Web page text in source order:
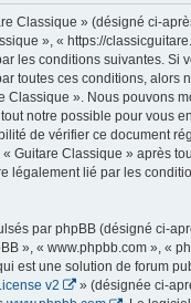
Classique » (désigné ci-
», « https://
les conditions suivantes. Si
toutes ces conditions, alors
Classique ». Nous pouvons
notre possible pour vous
de vérifier ce document
Guitare Classique » après
légalement lié par les
par phpBB (désigné ci-
», « www.phpbb.com », «
est une solution de forum
v2
» (désignée ci-